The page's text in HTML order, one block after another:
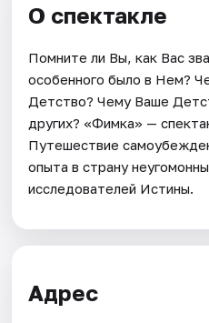
О спектакле
Помните ли Вы, как Вас
особенного было в Нем?
Детство? Чему Ваше
других? «Фимка» —
Путешествие
опыта в страну
исследователей Истины.
Адрес